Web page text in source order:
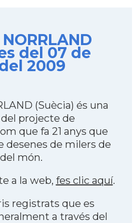
del 07 de
2009
(Suècia) és una
projecte de
que fa 21 anys que
desenes de milers de
món.
a la web, fes clic aquí.
registrats que es
a través del